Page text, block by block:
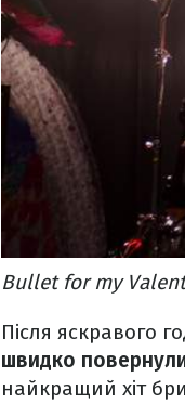
Bullet for my
Після яскравого
швидко
найкращий хіт